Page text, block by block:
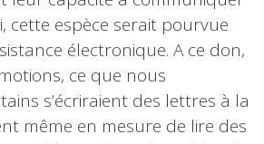
cette espèce serait pourvue
électronique. A ce don,
ce que nous
s’écriraient des lettres à la
même en mesure de lire des